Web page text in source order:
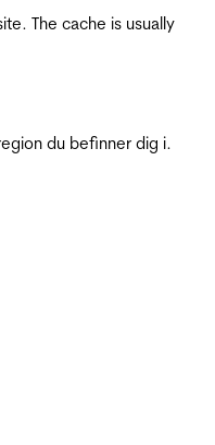
The cache is usually
du befinner dig i.